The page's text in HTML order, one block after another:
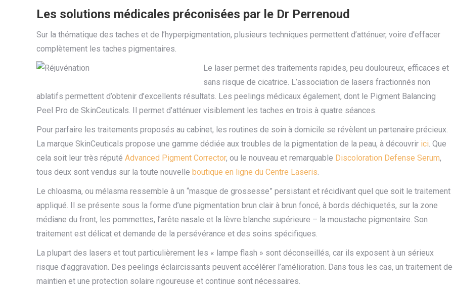
Les solutions médicales préconisées par le Dr Perrenoud
Sur la thématique des taches et de l’hyperpigmentation, plusieurs techniques permettent d’atténuer, voire d’effacer
complètement les taches pigmentaires.
Le laser permet des traitements rapides, peu douloureux, efficaces et
sans risque de cicatrice. L’association de lasers fractionnés non
ablatifs permettent d’obtenir d’excellents résultats. Les peelings médicaux également, dont le Pigment Balancing
Peel Pro de SkinCeuticals. Il permet d’atténuer visiblement les taches en trois à quatre séances.
Pour parfaire les traitements proposés au cabinet, les routines de soin à domicile se révèlent un partenaire précieux.
La marque SkinCeuticals propose une gamme dédiée aux troubles de la pigmentation de la peau, à découvrir ici. Que
cela soit leur très réputé Advanced Pigment Corrector, ou le nouveau et remarquable Discoloration Defense Serum,
tous deux sont vendus sur la toute nouvelle boutique en ligne du Centre Laseris.
Le chloasma, ou mélasma ressemble à un “masque de grossesse” persistant et récidivant quel que soit le traitement
appliqué. Il se présente sous la forme d’une pigmentation brun clair à brun foncé, à bords déchiquetés, sur la zone
médiane du front, les pommettes, l’arête nasale et la lèvre blanche supérieure – la moustache pigmentaire. Son
traitement est délicat et demande de la persévérance et des soins spécifiques.
La plupart des lasers et tout particulièrement les « lampe flash » sont déconseillés, car ils exposent à un sérieux
risque d’aggravation. Des peelings éclaircissants peuvent accélérer l’amélioration. Dans tous les cas, un traitement de
maintien et une protection solaire rigoureuse et continue sont nécessaires.